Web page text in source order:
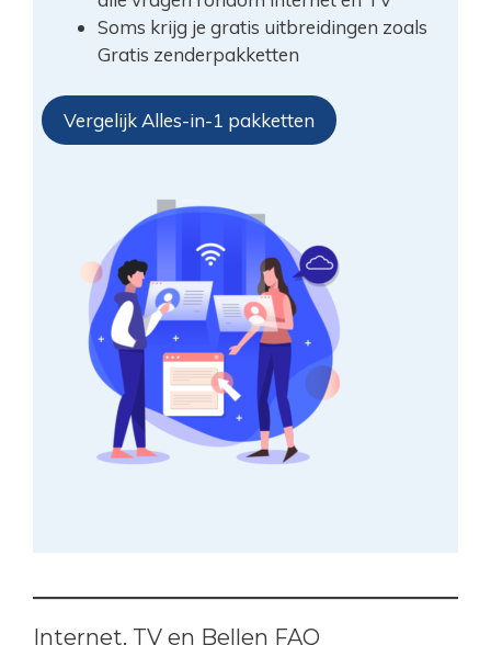
Soms krijg je gratis uitbreidingen zoals
Gratis zenderpakketten
Vergelijk Alles-in-1 pakketten
Internet, TV en Bellen FAQ